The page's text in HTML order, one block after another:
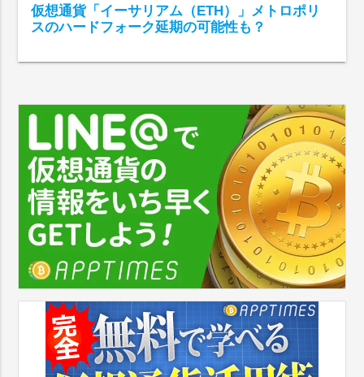
仮想通貨「イーサリアム（ETH）」メトロポリ
スのハードフォーク延期の可能性も？